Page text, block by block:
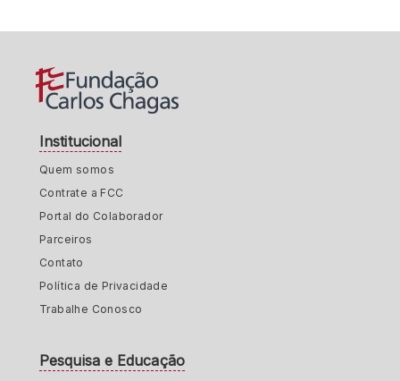
Institucional
Quem somos
Contrate a FCC
Portal do Colaborador
Parceiros
Contato
Política de Privacidade
Trabalhe Conosco
Pesquisa e Educação